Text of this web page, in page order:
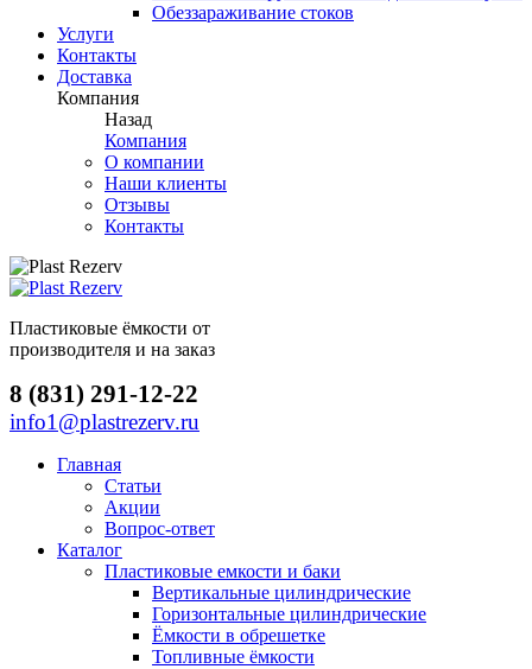
Обеззараживание стоков
Услуги
Контакты
Доставка
Компания
Назад
Компания
О компании
Наши клиенты
Отзывы
Контакты
Пластиковые ёмкости от
производителя и на заказ
8 (831) 291-12-22
info1@plastrezerv.ru
Главная
Статьи
Акции
Вопрос-ответ
Каталог
Пластиковые емкости и баки
Вертикальные цилиндрические
Горизонтальные цилиндрические
Ёмкости в обрешетке
Топливные ёмкости